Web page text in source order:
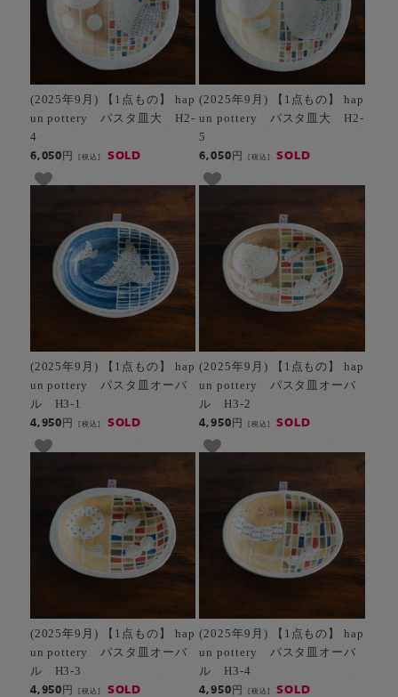
(2025年9月) 【1点もの】 hap
un pottery パスタ皿大 H2-
4
6,050円[税込] SOLD
(2025年9月) 【1点もの】 hap
un pottery パスタ皿大 H2-
5
6,050円 [税込] SOLD
(2025年9月) 【1点もの】 hap
un pottery パスタ皿オーバ
ル H3-1
4,950円[税込] SOLD
(2025年9月) 【1点もの】 hap
un pottery パスタ皿オーバ
ル H3-2
4,950円 [税込] SOLD
(2025年9月) 【1点もの】 hap
un pottery パスタ皿オーバ
ル H3-3
4,950円[税込] SOLD
(2025年9月) 【1点もの】 hap
un pottery パスタ皿オーバ
ル H3-4
4,950円 [税込] SOLD